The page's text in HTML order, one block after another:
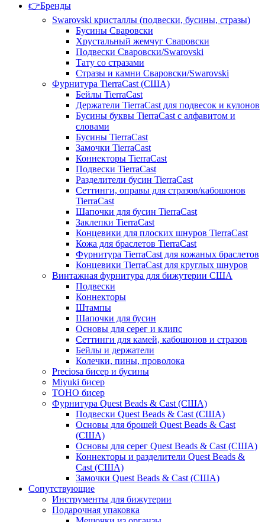
👉Бренды
Swarovski кристаллы (подвески, бусины, стразы)
Бусины Сваровски
Хрустальный жемчуг Сваровски
Подвески Сваровски/Swarovski
Тату со стразами
Стразы и камни Сваровски/Swarovski
Фурнитура TierraCast (США)
Бейлы TierraCast
Держатели TierraCast для подвесок и кулонов
Бусины буквы TierraCast с алфавитом и
словами
Бусины TierraCast
Замочки TierraCast
Коннекторы TierraCast
Подвески TierraCast
Разделители бусин TierraCast
Сеттинги, оправы для стразов/кабошонов
TierraCast
Шапочки для бусин TierraCast
Заклепки TierraCast
Концевики для плоских шнуров TierraCast
Кожа для браслетов TierraCast
Фурнитура TierraCast для кожаных браслетов
Концевики TierraCast для круглых шнуров
Винтажная фурнитура для бижутерии США
Подвески
Коннекторы
Штампы
Шапочки для бусин
Основы для серег и клипс
Сеттинги для камей, кабошонов и стразов
Бейлы и держатели
Колечки, пины, проволока
Preciosa бисер и бусины
Miyuki бисер
TOHO бисер
Фурнитура Quest Beads & Cast (США)
Подвески Quest Beads & Cast (США)
Основы для брошей Quest Beads & Cast
(США)
Основы для серег Quest Beads & Cast (США)
Коннекторы и разделители Quest Beads &
Cast (США)
Замочки Quest Beads & Cast (США)
Сопутствующие
Инструменты для бижутерии
Подарочная упаковка